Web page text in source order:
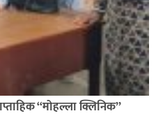
“मोहल्ला क्लिनिक”